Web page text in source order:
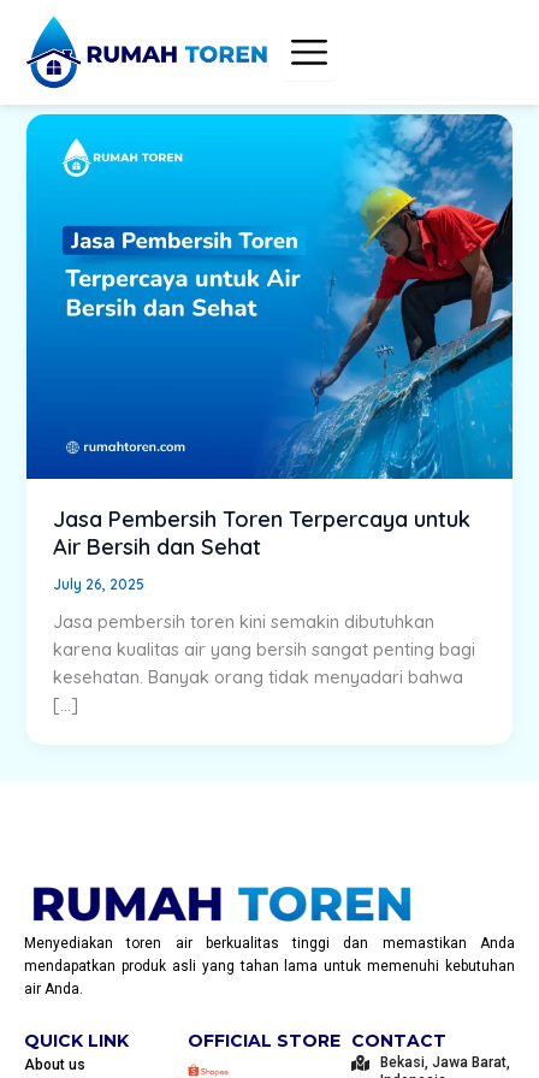
content
Jasa Pembersih Toren Terpercaya untuk
Air Bersih dan Sehat
July 26, 2025
Jasa pembersih toren kini semakin dibutuhkan
karena kualitas air yang bersih sangat penting bagi
kesehatan. Banyak orang tidak menyadari bahwa
[…]
Menyediakan toren air berkualitas tinggi dan memastikan Anda
mendapatkan produk asli yang tahan lama untuk memenuhi kebutuhan
air Anda.
QUICK LINK
About us
OFFICIAL STORE CONTACT
Bekasi, Jawa Barat,